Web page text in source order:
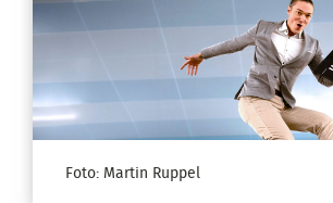
Foto: Martin Ruppel